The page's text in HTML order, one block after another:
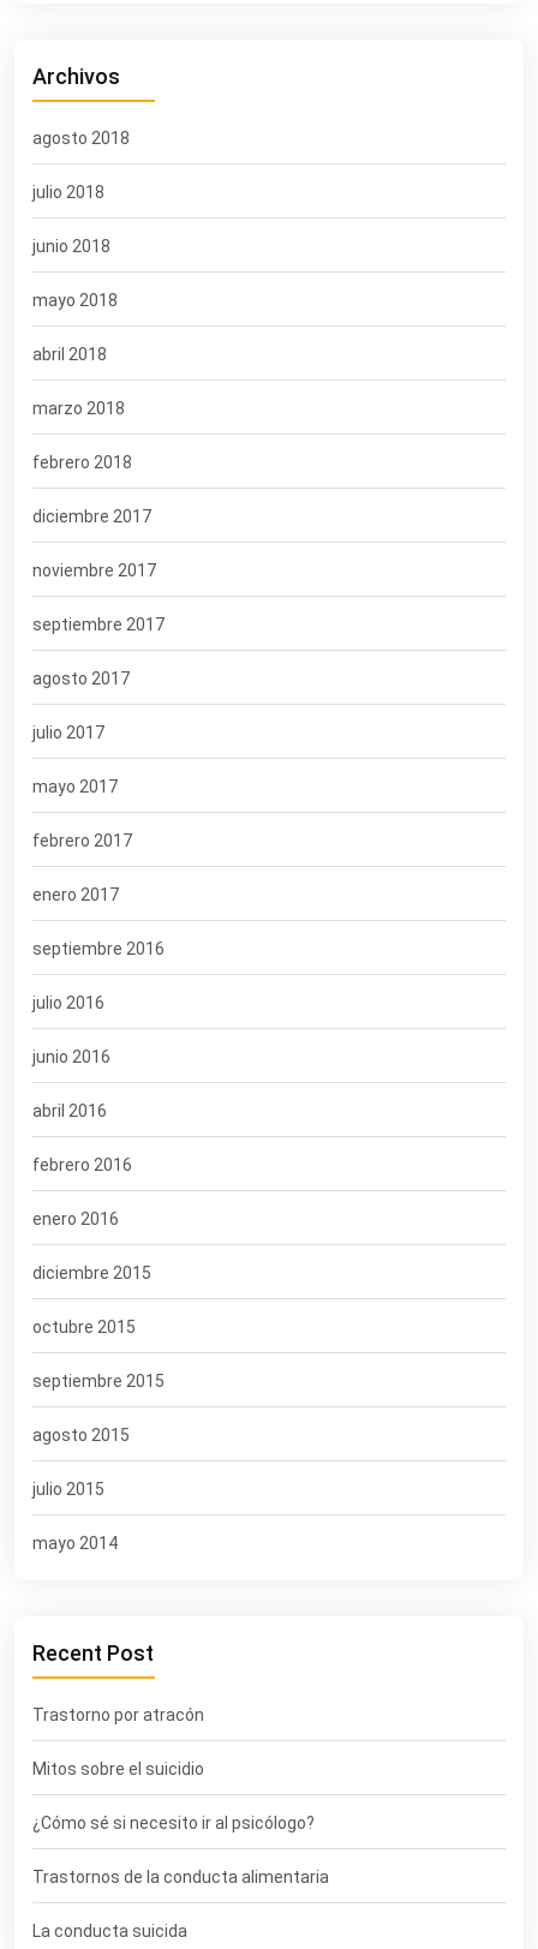
Archivos
agosto 2018
julio 2018
junio 2018
mayo 2018
abril 2018
marzo 2018
febrero 2018
diciembre 2017
noviembre 2017
septiembre 2017
agosto 2017
julio 2017
mayo 2017
febrero 2017
enero 2017
septiembre 2016
julio 2016
junio 2016
abril 2016
febrero 2016
enero 2016
diciembre 2015
octubre 2015
septiembre 2015
agosto 2015
julio 2015
mayo 2014
Recent Post
Trastorno por atracón
Mitos sobre el suicidio
¿Cómo sé si necesito ir al psicólogo?
Trastornos de la conducta alimentaria
La conducta suicida